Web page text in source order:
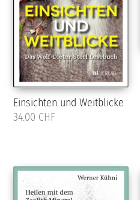
Einsichten und Weitblicke
34.00 CHF